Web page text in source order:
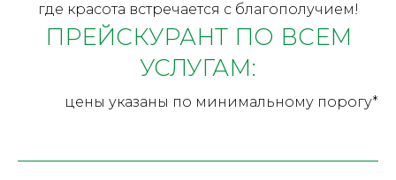
где красота встречается с благополучием!
ПРЕЙСКУРАНТ ПО ВСЕМ
УСЛУГАМ:
цены указаны по минимальному порогу*